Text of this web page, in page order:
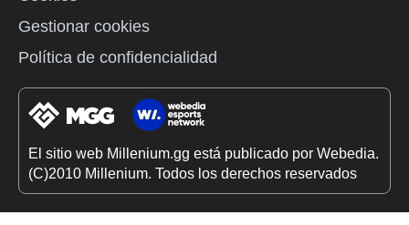
Gestionar cookies
Política de confidencialidad
El sitio web Millenium.gg está publicado por Webedia.
(C)2010 Millenium. Todos los derechos reservados